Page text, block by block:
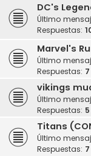
DC's
Último
Respuestas:
Marvel's
Último
Respuestas: 7
vikings
Último
Respuestas: 5
Titans
Último
Respuestas: 7